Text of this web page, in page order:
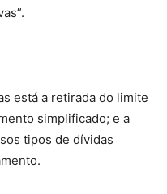
está a retirada do limite
simplificado; e a
tipos de dívidas